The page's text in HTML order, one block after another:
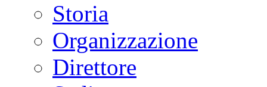
Storia
Organizzazione
Direttore